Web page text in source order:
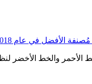
الأفضل في عام 2018
والخط الأخضر